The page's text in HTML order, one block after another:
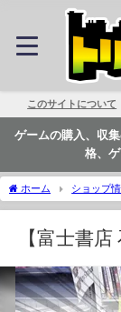
このサイトについて
ゲームの購入、収
格、
ホーム ショップ
ョップデータ | トリケラ
【富士書